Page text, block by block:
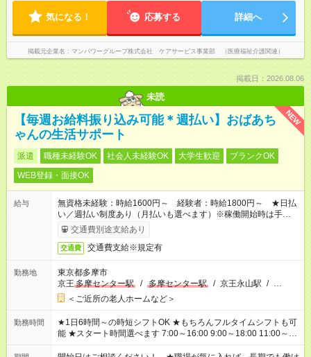
気になる！ 応募する 詳細へ
掲載元企業名 マンパワーグループ株式会社 ケアサービス事業部 （医療福祉介護関連）
掲載日：2026.08.06
未読
NEW
【毎週お給料振り込み可能＊週払い】おばあち
ゃんの生活サポート
派遣 職種未経験OK 社会人未経験OK 大学生歓迎
ブランクOK
WEB登録・面接OK
給与
無資格未経験：時給1600円～ 経験者：時給1800円～ ★日払
い／週払い制度あり（月払いも選べます）※稼働開始時は手続き
完了次第のお支払いとなります。
交通費別途支給あり
交通費 交通費支給※規定有
勤務地
東京都多摩市
京王 多摩センター駅 / 多摩センター駅 / 京王永山駅 / …
＜ご近所の老人ホームなど＞
勤務時間
★1日6時間～の時短シフトOK ★もちろんフルタイムシフトも可
能 ★スタート時間選べます 7:00～16:00 9:00～18:00 11:00～
20:00 など 残業なし！ ※Wワークの場合、他のお仕事と合わせ